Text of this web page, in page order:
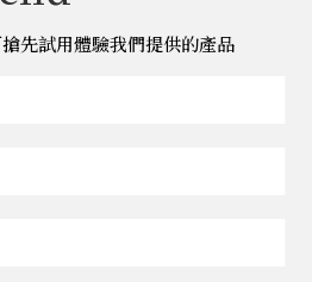
先試用體驗我們提供的產品